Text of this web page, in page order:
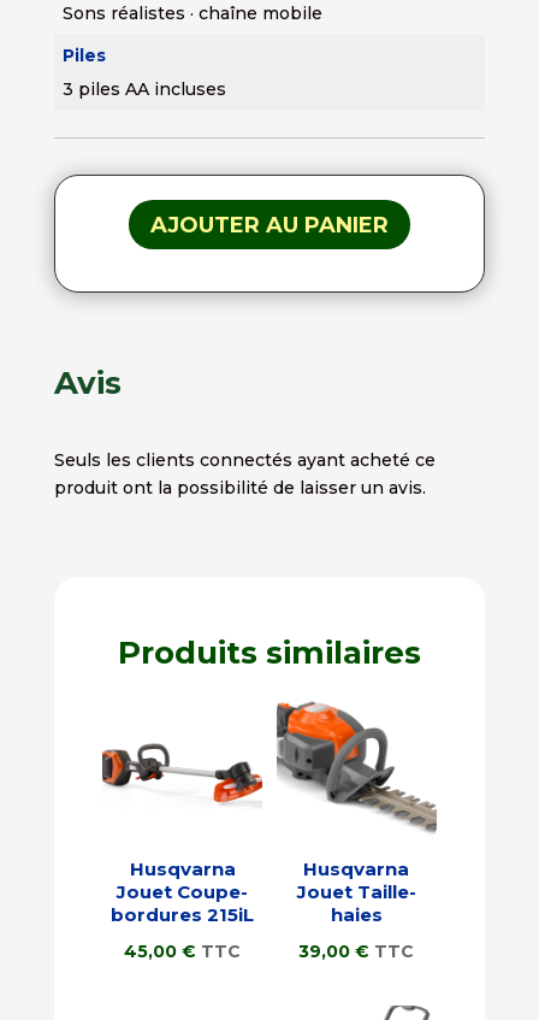
Sons réalistes · chaîne mobile
Piles
3 piles AA incluses
AJOUTER AU PANIER
Avis
Seuls les clients connectés ayant acheté ce
produit ont la possibilité de laisser un avis.
Produits similaires
Husqvarna
Jouet Coupe-
bordures 215iL
45,00€ TTC
Husqvarna
Jouet Taille-
haies
39,00€ TTC